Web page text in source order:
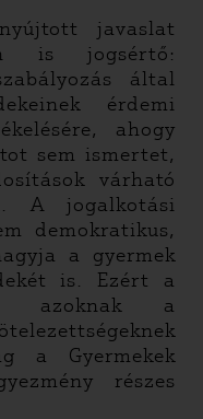
javaslat
is jogsértő:
által
érdemi
ahogy
sem ismertet,
várható
A jogalkotási
demokratikus,
a gyermek
is. Ezért a
azoknak a
a Gyermekek
részes